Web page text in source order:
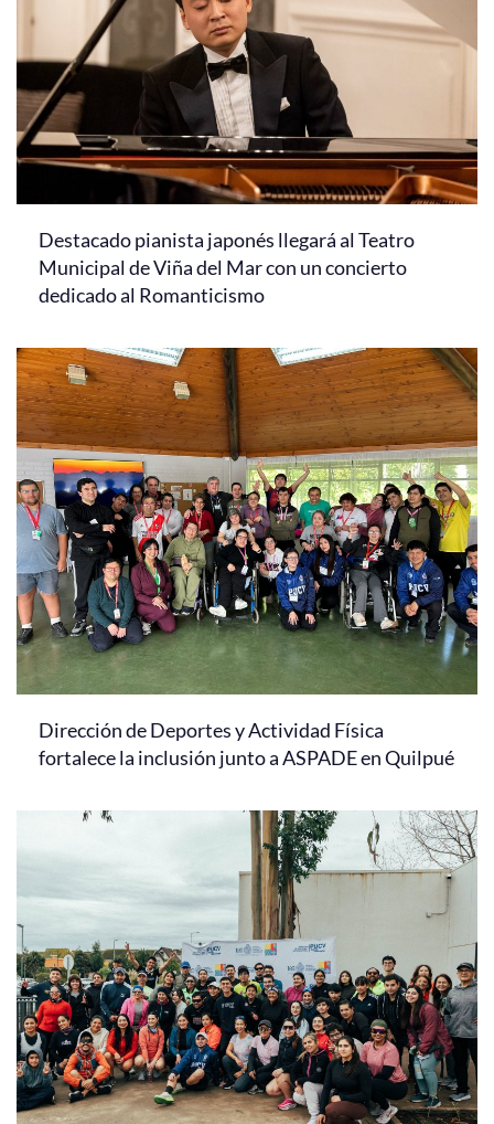
Destacado pianista japonés llegará al Teatro
Municipal de Viña del Mar con un concierto
dedicado al Romanticismo
Dirección de Deportes y Actividad Física
fortalece la inclusión junto a ASPADE en Quilpué